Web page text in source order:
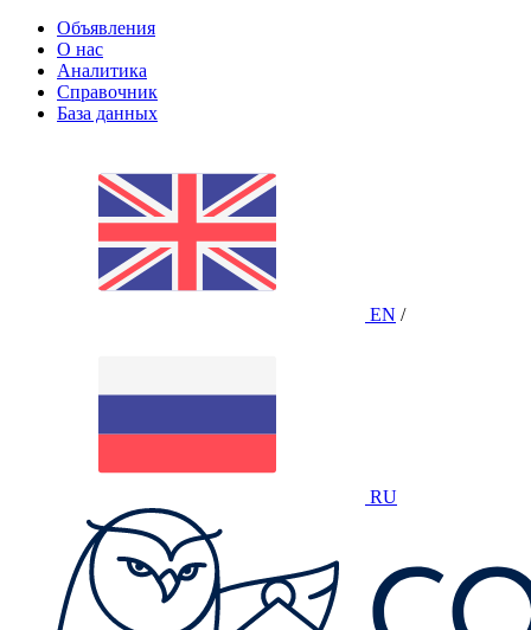
Объявления
О нас
Аналитика
Справочник
База данных
EN /
RU